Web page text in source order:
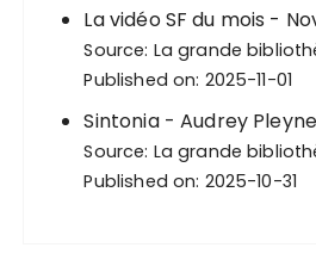
La vidéo SF du mois -
Source: La grande
Published on: 2025-11-01
Sintonia - Audrey
Source: La grande
Published on: 2025-10-31